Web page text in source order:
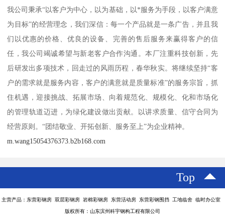
我公司秉承“以客户为中心，以为基础，以*服务为手段，以客户满意
为目标”的经营理念，我们深信：每一个产品就是一条广告，并且我
们以优惠的价格、优良的设备、完善的售后服务来赢得客户的信
任，我公司竭诚希望与新老客户合作沟通。本厂注重科技创新，先
后研发出多项技术，回走过的风雨历程，春华秋实。将继续坚持“客
户的需求就是服务内容，客户的满意就是质量标准”的服务宗旨，抓
住机遇，迎接挑战、拓展市场、向着规范化、规模化、化和市场化
的管理轨道迈进，为绿化建设做出贡献。以讲求质量、信守合同为
经营原则。“团结敬业、开拓创新、服务至上”为企业精神。
m.wang15054376373.b2b168.com
Top
主营产品：东营彩钢房 双层彩钢房 岩棉彩钢房 东营活动房 东营彩钢围挡 工地临舍 临时办公室
版权所有：山东滨州科宇钢构工程有限公司